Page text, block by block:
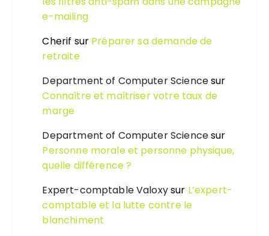
e-mailing
Cherif sur Préparer sa demande de
retraite
Department of Computer Sciencesur
Connaître et maîtriser votre taux de
marge
Department of Computer Sciencesur
Personne morale et personne physique,
quelle différence ?
Expert-comptable Valoxysur L’expert-
comptable et la lutte contre le
blanchiment